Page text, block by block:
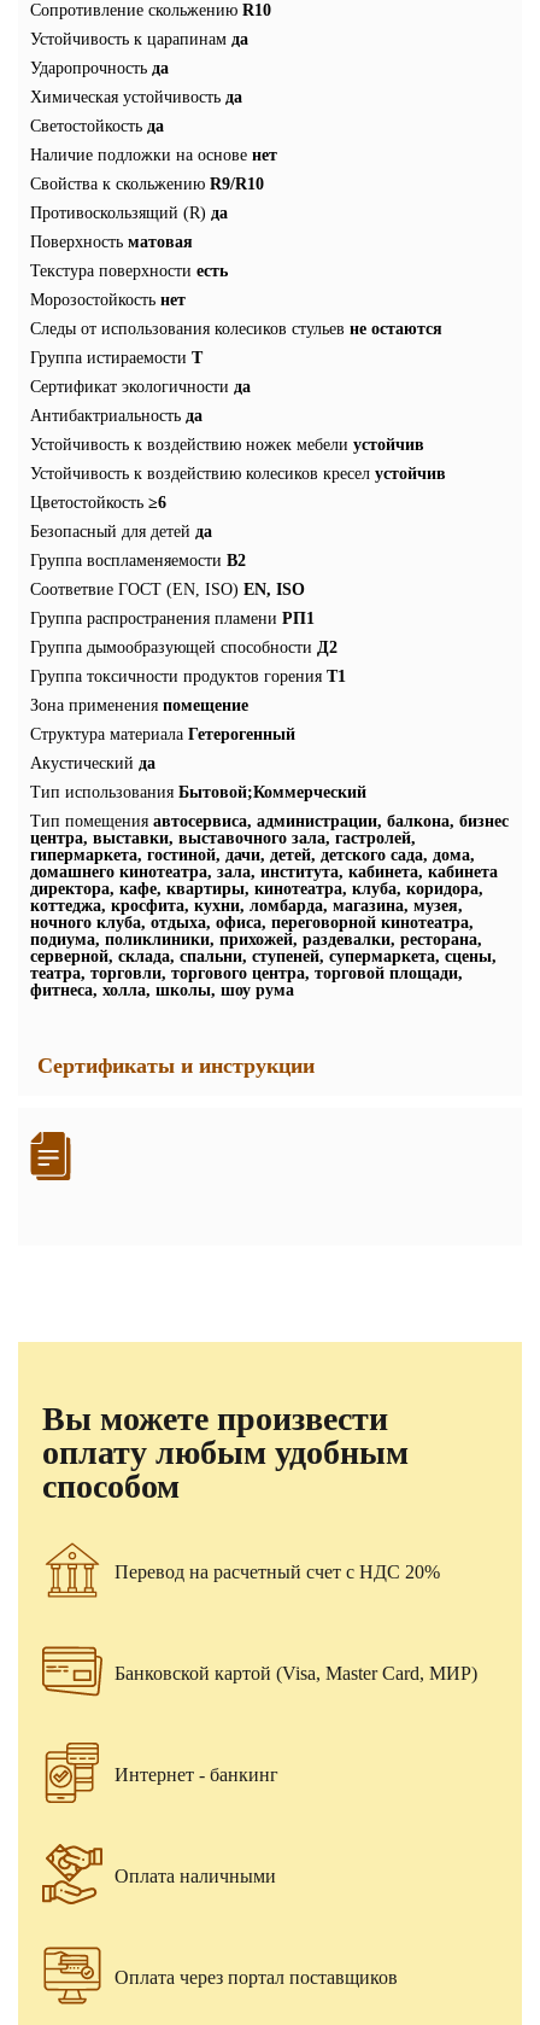
Сопротивление скольжению R10
Устойчивость к царапинам да
Ударопрочность да
Химическая устойчивость да
Светостойкость да
Наличие подложки на основе нет
Свойства к скольжению R9/R10
Противоскользящий (R) да
Поверхность матовая
Текстура поверхности есть
Морозостойкость нет
Следы от использования колесиков стульев не остаются
Группа истираемости Т
Сертификат экологичности да
Антибактриальность да
Устойчивость к воздействию ножек мебели устойчив
Устойчивость к воздействию колесиков кресел устойчив
Цветостойкость ≥6
Безопасный для детей да
Группа воспламеняемости В2
Соответвие ГОСТ (EN, ISO) EN, ISO
Группа распространения пламени РП1
Группа дымообразующей способности Д2
Группа токсичности продуктов горения Т1
Зона применения помещение
Структура материала Гетерогенный
Акустический да
Тип использования Бытовой;Коммерческий
Тип помещения автосервиса, администрации, балкона, бизнес
центра, выставки, выставочного зала, гастролей,
гипермаркета, гостиной, дачи, детей, детского сада, дома,
домашнего кинотеатра, зала, института, кабинета, кабинета
директора, кафе, квартиры, кинотеатра, клуба, коридора,
коттеджа, кросфита, кухни, ломбарда, магазина, музея,
ночного клуба, отдыха, офиса, переговорной кинотеатра,
подиума, поликлиники, прихожей, раздевалки, ресторана,
серверной, склада, спальни, ступеней, супермаркета, сцены,
театра, торговли, торгового центра, торговой площади,
фитнеса, холла, школы, шоу рума
Сертификаты и инструкции
Вы можете произвести
оплату любым удобным
способом
Перевод на расчетный счет с НДС 20%
Банковской картой (Visa, Master Card, МИР)
Интернет - банкинг
Оплата наличными
Оплата через портал поставщиков